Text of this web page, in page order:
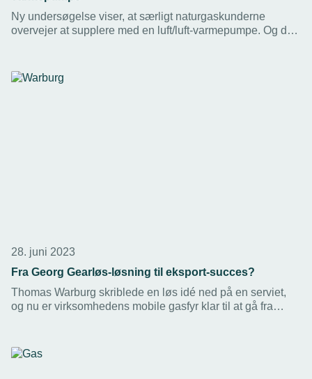
Ny undersøgelse viser, at særligt naturgaskunderne
overvejer at supplere med en luft/luft-varmepumpe. Og det
28. juni 2023
Fra Georg Gearløs-løsning til eksport-succes?
Thomas Warburg skriblede en løs idé ned på en serviet,
og nu er virksomhedens mobile gasfyr klar til at gå fra